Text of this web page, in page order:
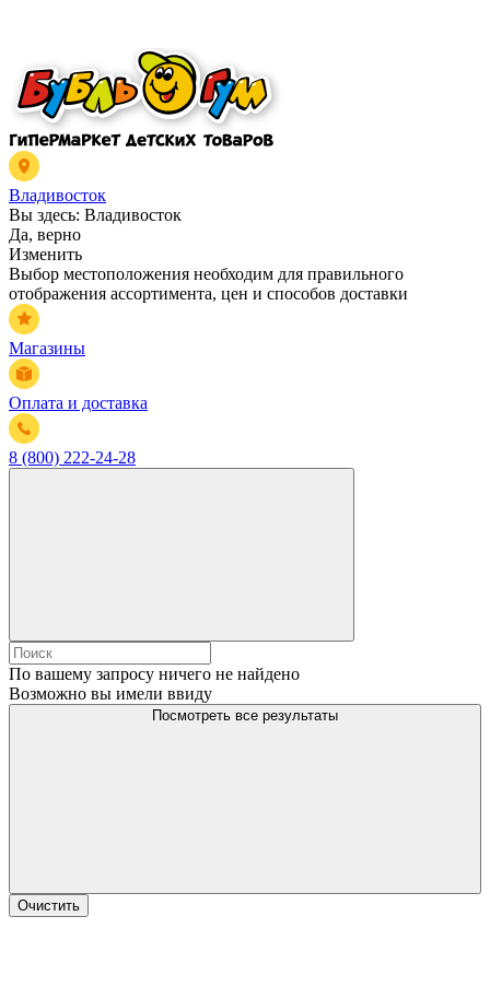
Владивосток
Вы здесь: Владивосток
Да, верно
Изменить
Выбор местоположения необходим для правильного
отображения ассортимента, цен и способов доставки
Магазины
Оплата и доставка
8 (800) 222-24-28
По вашему запросу ничего не найдено
Возможно вы имели ввиду
Посмотреть все результаты
Очистить